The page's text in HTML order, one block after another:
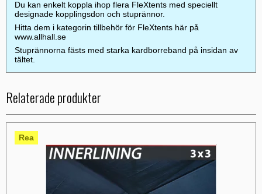
Du kan enkelt koppla ihop flera FleXtents med speciellt
designade kopplingsdon och stuprännor.
Hitta dem i kategorin tillbehör för FleXtents här på
www.allhall.se
Stuprännorna fästs med starka kardborreband på insidan av
tältet.
Relaterade produkter
Rea